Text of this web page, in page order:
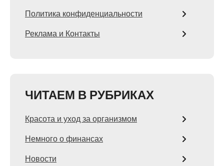
Политика конфиденциальности
Реклама и Контакты
ЧИТАЕМ В РУБРИКАХ
Красота и уход за организмом
Немного о финансах
Новости